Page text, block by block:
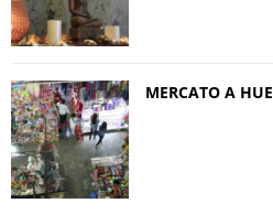
MERCATO A HUE